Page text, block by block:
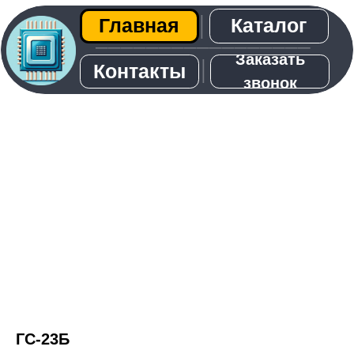
Главная Каталог
Контакты
─────────────────
│
Заказать
звонок
│
ГС-23Б